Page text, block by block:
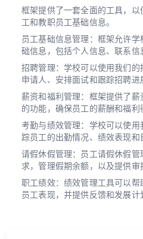
框架提供了一套全面的工具，
工和教职员工基础信息。
员工基础信息管理：框架允许
础信息，包括个人信息、联系信
招聘管理：学校可以使用我们
申请人、安排面试和跟踪招聘进
薪资和福利管理：框架提供了
的功能，确保员工的薪酬和福利
考勤与绩效管理：学校可以使
踪员工的出勤情况、绩效表现和
请假休假管理：员工请假休假
求，管理假期余额，以及提供审
职工绩效：绩效管理工具可以
员工表现，并提供反馈和发展计